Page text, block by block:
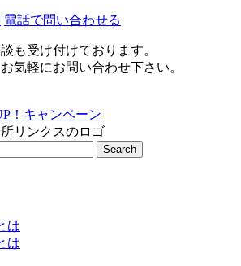
電話で問い合わせる
も受け付けております。
気軽にお問い合わせ下さい。
Search
は
は